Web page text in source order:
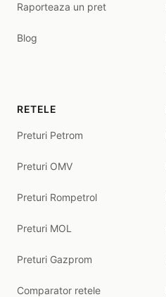
Raporteaza un pret
Blog
RETELE
Preturi Petrom
Preturi OMV
Preturi Rompetrol
Preturi MOL
Preturi Gazprom
Comparator retele